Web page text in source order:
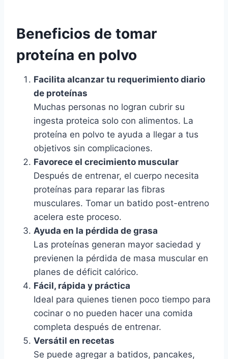
Beneficios de tomar
proteína en polvo
Facilita alcanzar tu requerimiento diario
de proteínas
Muchas personas no logran cubrir su
ingesta proteica solo con alimentos. La
proteína en polvo te ayuda a llegar a tus
objetivos sin complicaciones.
Favorece el crecimiento muscular
Después de entrenar, el cuerpo necesita
proteínas para reparar las fibras
musculares. Tomar un batido post-entreno
acelera este proceso.
Ayuda en la pérdida de grasa
Las proteínas generan mayor saciedad y
previenen la pérdida de masa muscular en
planes de déficit calórico.
Fácil, rápida y práctica
Ideal para quienes tienen poco tiempo para
cocinar o no pueden hacer una comida
completa después de entrenar.
Versátil en recetas
Se puede agregar a batidos, pancakes,